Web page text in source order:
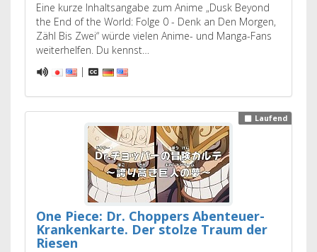
Eine kurze Inhaltsangabe zum Anime „Dusk Beyond
the End of the World: Folge 0 - Denk an Den Morgen,
Zähl Bis Zwei“ würde vielen Anime- und Manga-Fans
weiterhelfen. Du kennst…
|
Laufend
One Piece: Dr. Choppers Abenteuer-
Krankenkarte. Der stolze Traum der
Riesen